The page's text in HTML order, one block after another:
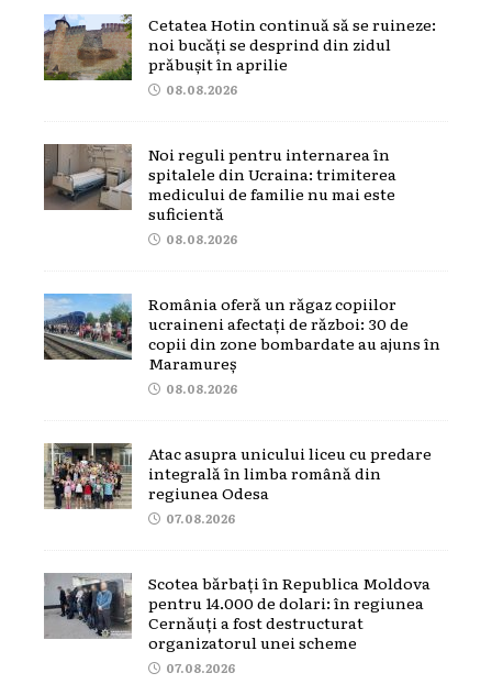
Cetatea Hotin continuă să se ruineze:
noi bucăți se desprind din zidul
prăbușit în aprilie
08.08.2026
Noi reguli pentru internarea în
spitalele din Ucraina: trimiterea
medicului de familie nu mai este
suficientă
08.08.2026
România oferă un răgaz copiilor
ucraineni afectați de război: 30 de
copii din zone bombardate au ajuns în
Maramureș
08.08.2026
Atac asupra unicului liceu cu predare
integrală în limba română din
regiunea Odesa
07.08.2026
Scotea bărbați în Republica Moldova
pentru 14.000 de dolari: în regiunea
Cernăuți a fost destructurat
organizatorul unei scheme
07.08.2026